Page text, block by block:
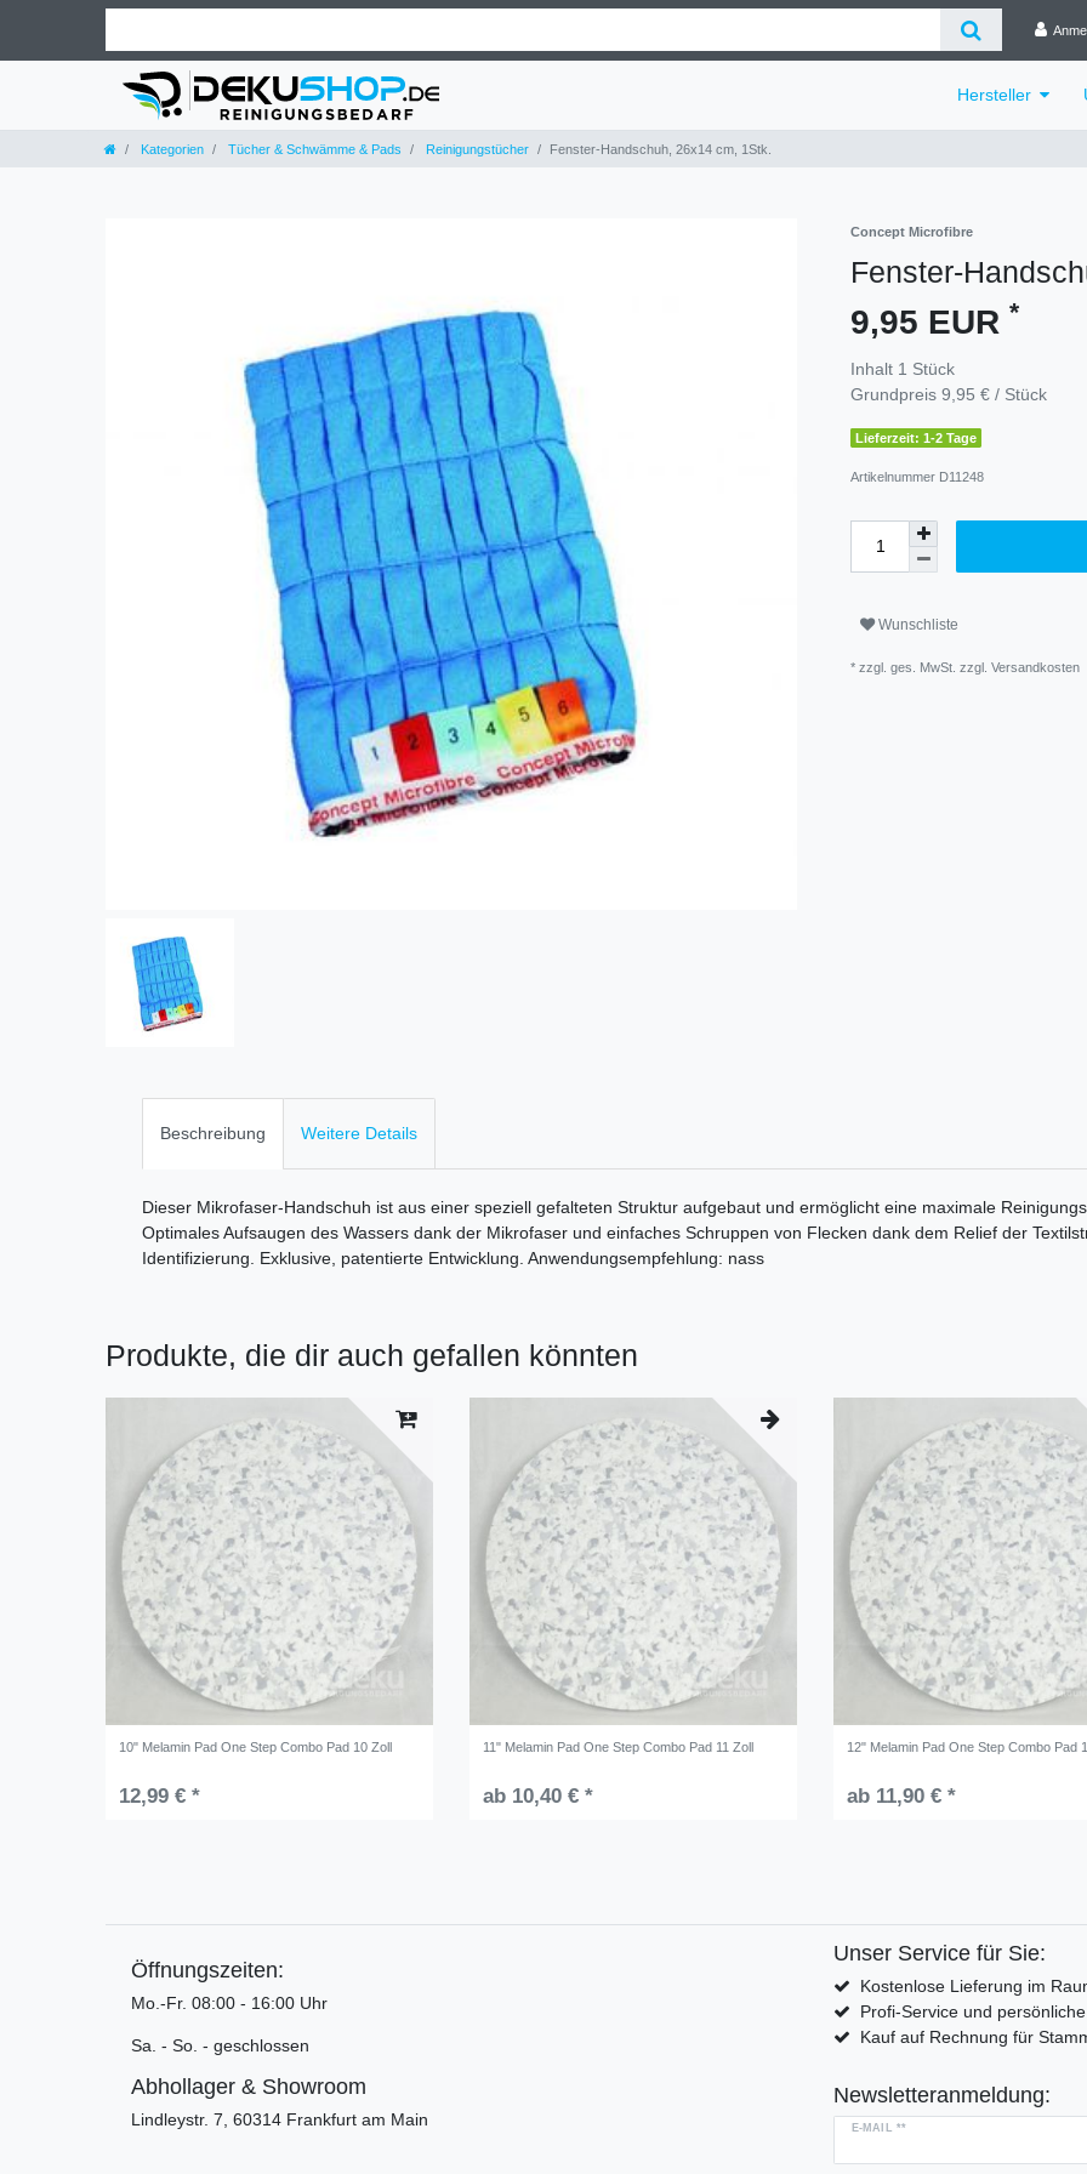
Hersteller
Kategorien Tücher & Schwämme & Pads Reinigungstücher Fenster-Handschuh, 26x14 cm, 1Stk.
Concept Microfibre
Fenster-
9,95 EUR *
Inhalt 1 Stück
Grundpreis 9,95 € / Stück
Lieferzeit: 1-2 Tage
Artikelnummer D11248
Wunschliste
* zzgl. ges. MwSt. zzgl. Versandkosten
Beschreibung Weitere Details
Dieser Mikrofaser-Handschuh ist aus einer speziell gefalteten Struktur aufgebaut und ermöglicht eine maximale
Optimales Aufsaugen des Wassers dank der Mikrofaser und einfaches Schruppen von Flecken dank dem Relief der
Identifizierung. Exklusive, patentierte Entwicklung. Anwendungsempfehlung: nass
Produkte, die dir auch gefallen könnten
10" Melamin Pad One Step Combo Pad 10 Zoll
12,99 € *
11" Melamin Pad One Step Combo Pad 11 Zoll
ab 10,40 € *
12" Melamin Pad One Step Combo Pad
ab 11,90 € *
Öffnungszeiten:
Mo.-Fr. 08:00 - 16:00 Uhr
Sa. - So. - geschlossen
Abhollager & Showroom
Lindleystr. 7, 60314 Frankfurt am Main
Unser Service für Sie:
Kostenlose Lieferung im
Profi-Service und
Kauf auf Rechnung für
Newsletteranmeldung:
E-MAIL **